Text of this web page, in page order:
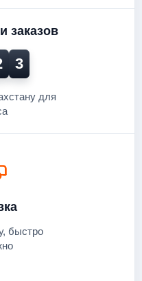
заказов
3
для
быстро